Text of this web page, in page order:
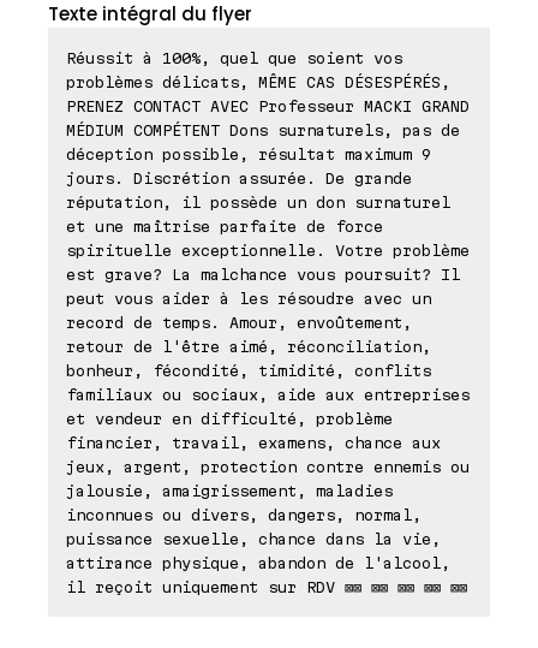
Texte intégral du flyer
Réussit à 100%, quel que soient vos
problèmes délicats, MÊME CAS DÉSESPÉRÉS,
PRENEZ CONTACT AVEC Professeur MACKI GRAND
MÉDIUM COMPÉTENT Dons surnaturels, pas de
déception possible, résultat maximum 9
jours. Discrétion assurée. De grande
réputation, il possède un don surnaturel
et une maîtrise parfaite de force
spirituelle exceptionnelle. Votre problème
est grave? La malchance vous poursuit? Il
peut vous aider à les résoudre avec un
record de temps. Amour, envoûtement,
retour de l'être aimé, réconciliation,
bonheur, fécondité, timidité, conflits
familiaux ou sociaux, aide aux entreprises
et vendeur en difficulté, problème
financier, travail, examens, chance aux
jeux, argent, protection contre ennemis ou
jalousie, amaigrissement, maladies
inconnues ou divers, dangers, normal,
puissance sexuelle, chance dans la vie,
attirance physique, abandon de l'alcool,
il reçoit uniquement sur RDV ⊠⊠ ⊠⊠ ⊠⊠ ⊠⊠ ⊠⊠